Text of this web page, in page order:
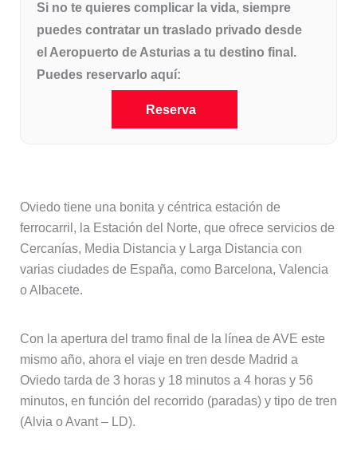
Si no te quieres complicar la vida, siempre
puedes contratar un traslado privado desde
el Aeropuerto de Asturias a tu destino final.
Puedes reservarlo aquí:
Reserva
Oviedo tiene una bonita y céntrica estación de
ferrocarril, la Estación del Norte, que ofrece servicios de
Cercanías, Media Distancia y Larga Distancia con
varias ciudades de España, como Barcelona, Valencia
o Albacete.
Con la apertura del tramo final de la línea de AVE este
mismo año, ahora el viaje en tren desde Madrid a
Oviedo tarda de 3 horas y 18 minutos a 4 horas y 56
minutos, en función del recorrido (paradas) y tipo de tren
(Alvia o Avant – LD).